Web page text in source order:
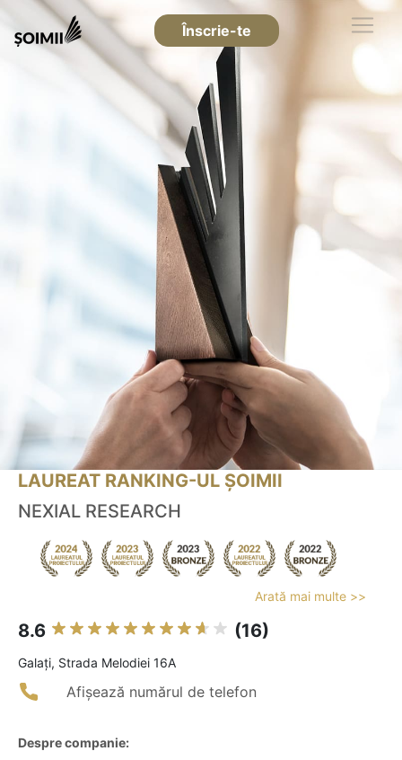
Înscrie-te
LAUREAT RANKING-UL ȘOIMII
NEXIAL RESEARCH
Arată mai multe >>
8.6 (16)
Galaţi, Strada Melodiei 16A
Afișează numărul de telefon
Despre companie: